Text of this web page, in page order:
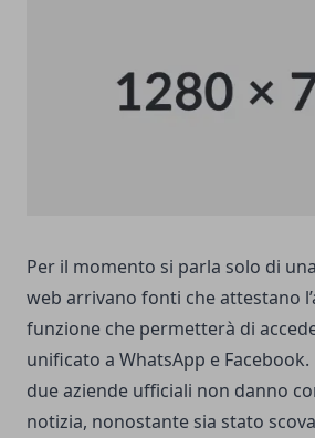
Per il momento si parla solo di
web arrivano fonti che attestano
funzione che permetterà di
unificato a WhatsApp e
due aziende ufficiali non danno
notizia, nonostante sia stato